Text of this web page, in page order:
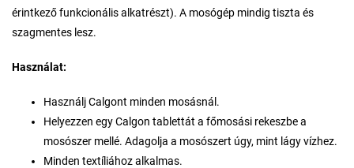
érintkező funkcionális alkatrészt). A mosógép mindig tiszta és
szagmentes lesz.
Használat:
Használj Calgont minden mosásnál.
Helyezzen egy Calgon tablettát a főmosási rekeszbe a
mosószer mellé. Adagolja a mosószert úgy, mint lágy vízhez.
Minden textíliához alkalmas.